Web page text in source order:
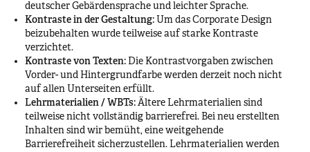
deutscher Gebärdensprache und leichter Sprache.
Kontraste in der Gestaltung: Um das Corporate Design
beizubehalten wurde teilweise auf starke Kontraste
verzichtet.
Kontraste von Texten:Die Kontrastvorgaben zwischen
Vorder- und Hintergrundfarbe werden derzeit noch nicht
auf allen Unterseiten erfüllt.
Lehrmaterialien / WBTs:Ältere Lehrmaterialien sind
teilweise nicht vollständig barrierefrei. Bei neu erstellten
Inhalten sind wir bemüht, eine weitgehende
Barrierefreiheit sicherzustellen. Lehrmaterialien werden